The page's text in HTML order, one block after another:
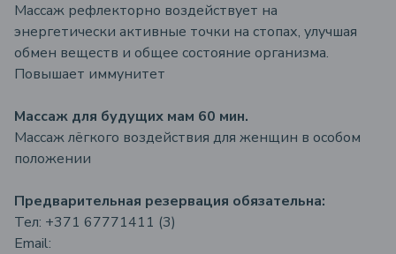
Массаж рефлекторно воздействует на
энергетически активные точки на стопах, улучшая
обмен веществ и общее состояние организма.
Повышает иммунитет
Массаж для будущих мам 60 мин.
Массаж лёгкого воздействия для женщин в особом
положении
Предварительная резервация обязательна:
Тел: +371 67771411 (3)
Email: